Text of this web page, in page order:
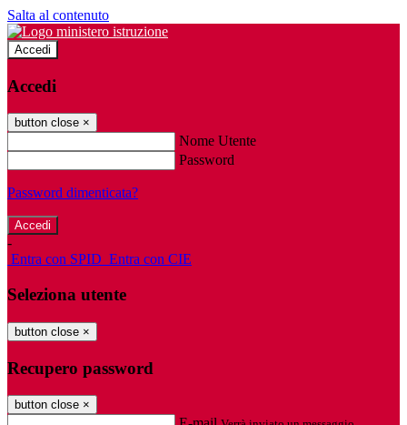
Salta al contenuto
Accedi
Accedi
button close ×
Nome Utente
Password
Password dimenticata?
-
Entra con SPID Entra con CIE
Seleziona utente
button close ×
Recupero password
button close ×